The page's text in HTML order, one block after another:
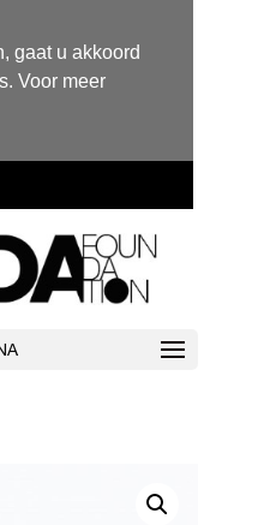
gaat u akkoord
Voor meer